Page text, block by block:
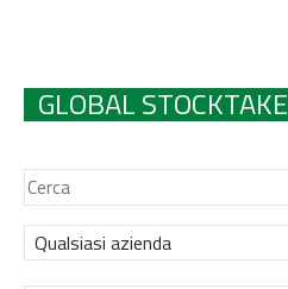
GLOBAL STOCKTAKE
Qualsiasi azienda